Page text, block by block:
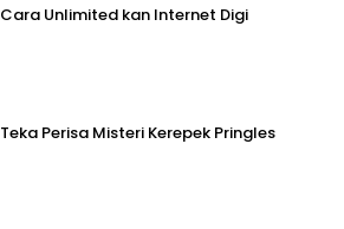
Cara Unlimited kan Internet Digi
Teka Perisa Misteri Kerepek Pringles